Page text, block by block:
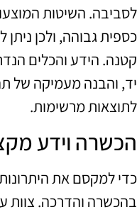
לסביבה. השיטות
כספית גבוהה, ולכן
קטנה. הידע והכלים
יד, והבנה מעמיקה של
לתוצאות מרשימות.
הכשרה וידע
כדי למקסם את
בהכשרה והדרכה. צוות